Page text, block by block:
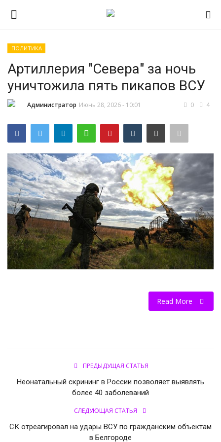
Главная
Южно-Уральский
колледж
Проекты
Приложение на телефон
НОВОСТИ КОЛЛЕДЖ TV
КОЛЛЕДЖ ДЕНЬ ЗА ДНЕМ
РОССИЙСКИЕ КАНАЛЫ
ПРОФЕССИОНАЛИТЕТ
ПОЛИТИКА
Артиллерия "Севера" за ночь
уничтожила пять пикапов ВСУ
Администратор Июнь 28, 2026 - 10:01 0 4
Read More
ПРЕДЫДУЩАЯ СТАТЬЯ
Неонатальный скрининг в России позволяет выявлять
более 40 заболеваний
СЛЕДУЮЩАЯ СТАТЬЯ
СК отреагировал на удары ВСУ по гражданским объектам
в Белгороде